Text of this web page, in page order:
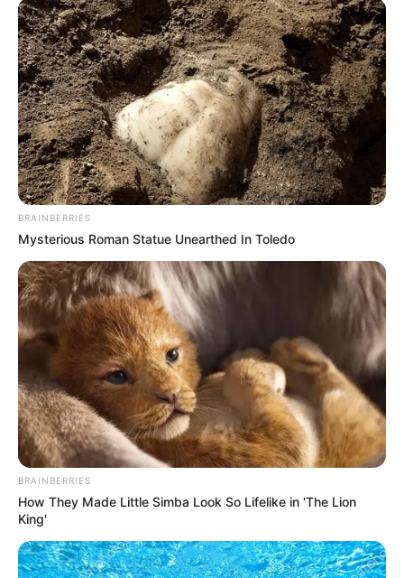
Balatonalmádiban elhangzott mondatai után
országos felháborodást váltott ki Lázár János
roma közösséget érintő kijelentése.
BRAINBERRIES
Mysterious Roman Statue Unearthed In Toledo
BRAINBERRIES
How They Made Little Simba Look So Lifelike in 'The Lion
King'